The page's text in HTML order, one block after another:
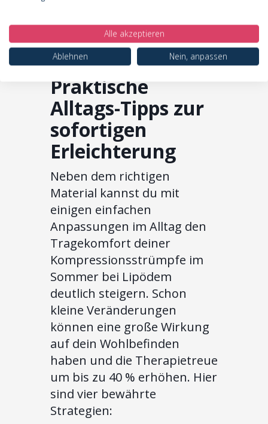
Kompressionsstrümpfe bei
Lipödemauch im Sommer
konsequent zu tragen.
Praktische
Alltags-Tipps zur
sofortigen
Erleichterung
Neben dem richtigen
Material kannst du mit
einigen einfachen
Anpassungen im Alltag den
Tragekomfort deiner
Kompressionsstrümpfe im
Sommer bei Lipödem
deutlich steigern. Schon
kleine Veränderungen
können eine große Wirkung
auf dein Wohlbefinden
haben und die Therapietreue
um bis zu 40 % erhöhen. Hier
sind vier bewährte
Strategien:
Alle akzeptieren
Ablehnen
Nein, anpassen